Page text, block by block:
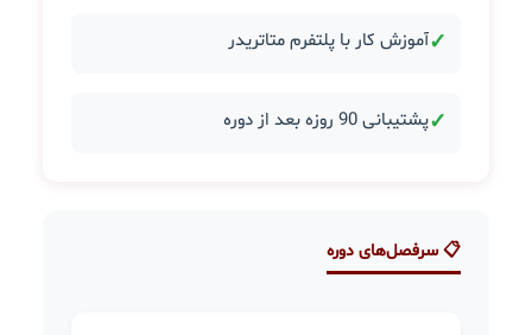
✓آموزش کار با پلتفرم متاتریدر
✓پشتیبانی 90 روزه بعد از دوره
📋 سرفصل‌های دوره